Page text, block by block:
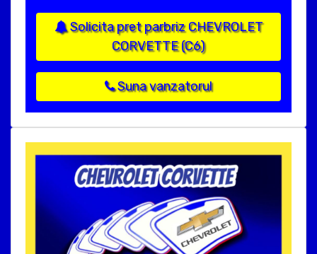
Solicita pret parbriz CHEVROLET
CORVETTE (C6)
Suna vanzatorul